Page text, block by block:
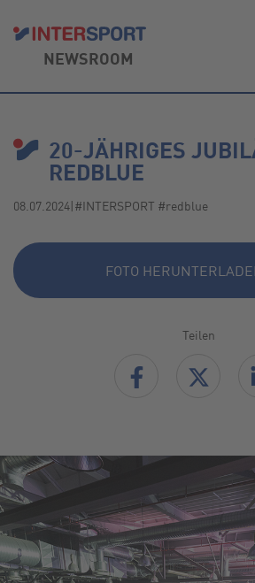
NEWSROOM
20-JÄHRIGES
REDBLUE
08.07.2024|#INTERSPORT #redblue
FOTO
Teilen